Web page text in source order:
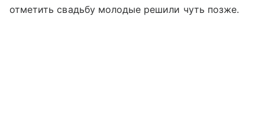
отметить свадьбу молодые решили чуть позже.